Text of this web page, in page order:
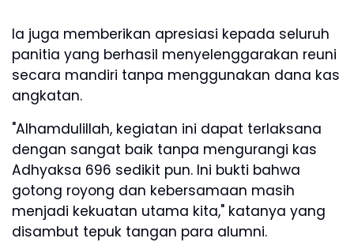
Ia juga memberikan apresiasi kepada seluruh
panitia yang berhasil menyelenggarakan reuni
secara mandiri tanpa menggunakan dana kas
angkatan.
"Alhamdulillah, kegiatan ini dapat terlaksana
dengan sangat baik tanpa mengurangi kas
Adhyaksa 696 sedikit pun. Ini bukti bahwa
gotong royong dan kebersamaan masih
menjadi kekuatan utama kita," katanya yang
disambut tepuk tangan para alumni.